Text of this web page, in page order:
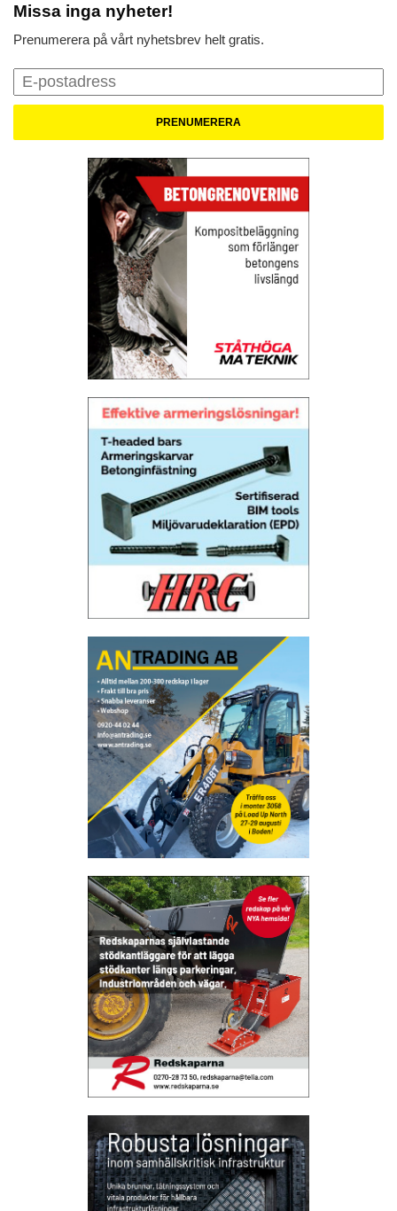
Missa inga nyheter!
Prenumerera på vårt nyhetsbrev helt gratis.